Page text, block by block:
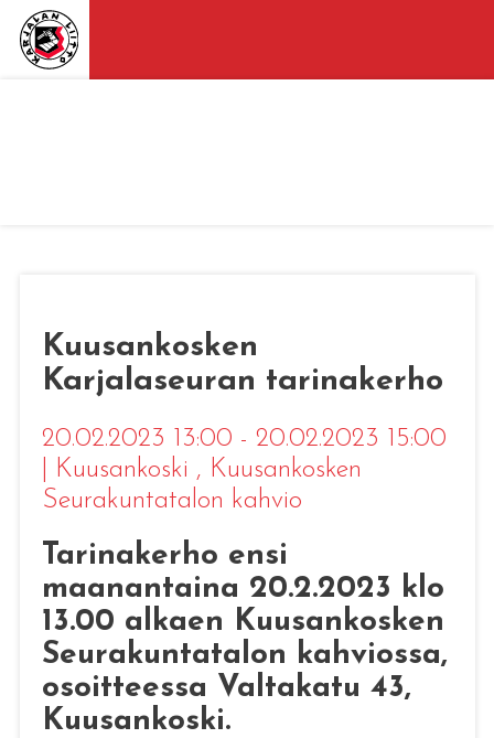
Kuusankosken
Karjalaseuran tarinakerho
20.02.2023 13:00 - 20.02.2023 15:00
Kuusankoski , Kuusankosken
Seurakuntatalon kahvio
Tarinakerho ensi
maanantaina 20.2.2023 klo
13.00 alkaen Kuusankosken
Seurakuntatalon kahviossa,
osoitteessa Valtakatu 43,
Kuusankoski.